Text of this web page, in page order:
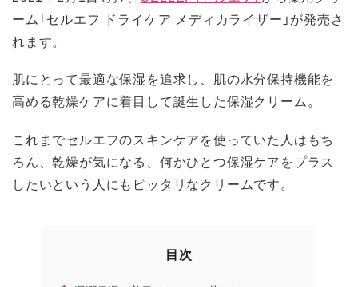
ーム「セルエフ ドライケア メディカライザー」が発売さ
れます。
肌にとって最適な保湿を追求し、肌の水分保持機能を
高める乾燥ケアに着目して誕生した保湿クリーム。
これまでセルエフのスキンケアを使っていた人はもち
ろん、乾燥が気になる、何かひとつ保湿ケアをプラス
したいという人にもピッタリなクリームです。
目次